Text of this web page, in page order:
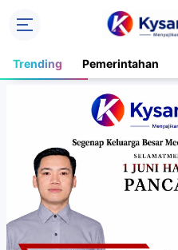
Trending Pemerintahan